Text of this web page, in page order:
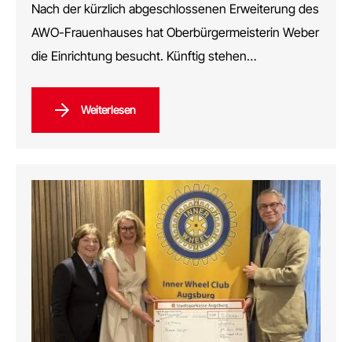
Nach der kürzlich abgeschlossenen Erweiterung des
AWO-Frauenhauses hat Oberbürgermeisterin Weber
die Einrichtung besucht. Künftig stehen…
Weiterlesen